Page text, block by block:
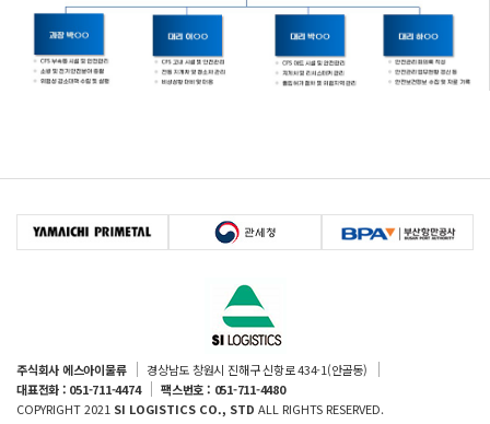
주식회사 에스아이물류
경상남도 창원시 진해구 신항로 434-1(안골동)
대표전화 : 051-711-4474
팩스번호 : 051-711-4480
COPYRIGHT 2021 SI LOGISTICS CO., STD ALL RIGHTS RESERVED.